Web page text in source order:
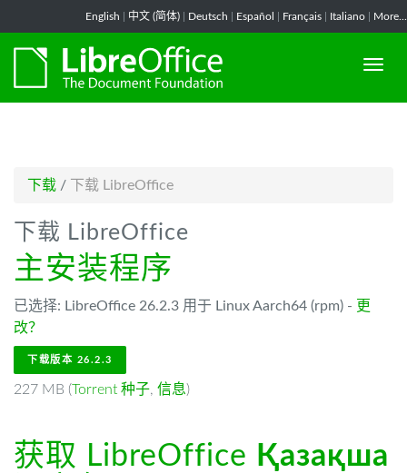
English 中文 (简体) Deutsch Español Français Italiano More...
下载 / 下载 LibreOffice
下载 LibreOffice
主安装程序
已选择: LibreOffice 26.2.3 用于 Linux Aarch64 (rpm) - 更
改？
下载版本 26.2.3
227 MB (Torrent 种子, 信息)
获取 LibreOffice Қазақша